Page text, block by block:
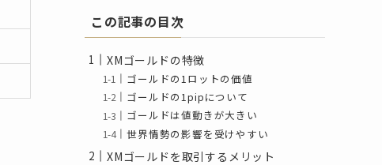
この記事の目次
XMゴールドの特徴
ゴールドの1ロットの価値
ゴールドの1pipについて
ゴールドは値動きが大きい
世界情勢の影響を受けやすい
XMゴールドを取引するメリット